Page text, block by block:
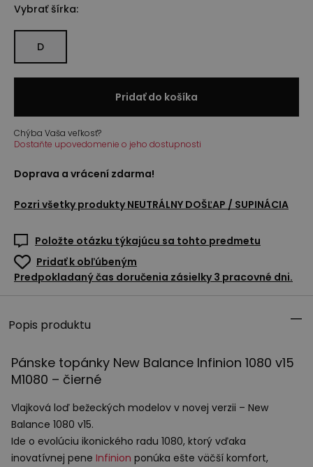
Vybrať šírka:
D
Pridať do košíka
Chýba Vaša veľkosť?
Dostaňte upovedomenie o jeho dostupnosti
Doprava a vrácení zdarma!
Pozri všetky produkty NEUTRÁLNY DOŠĽAP / SUPINÁCIA
Položte otázku týkajúcu sa tohto predmetu
Pridať k obľúbeným
Predpokladaný čas doručenia zásielky 3 pracovné dni.
Popis produktu
Pánske topánky New Balance Infinion 1080 v15
M1080 – čierné
Vlajková loď bežeckých modelov v novej verzii – New
Balance 1080 v15.
Ide o evolúciu ikonického radu 1080, ktorý vďaka
inovatívnej pene Infinion ponúka ešte väčší komfort,